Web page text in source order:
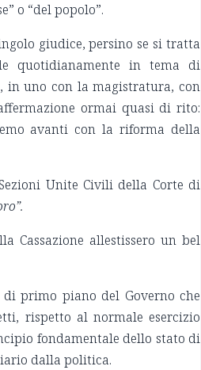
o “del popolo”.
giudice, persino se si tratta
quotidianamente in tema di
in uno con la magistratura, con
ormai quasi di rito:
avanti con la riforma della
Unite Civili della Corte di
Cassazione allestissero un bel
primo piano del Governo che
rispetto al normale esercizio
fondamentale dello stato di
dalla politica.